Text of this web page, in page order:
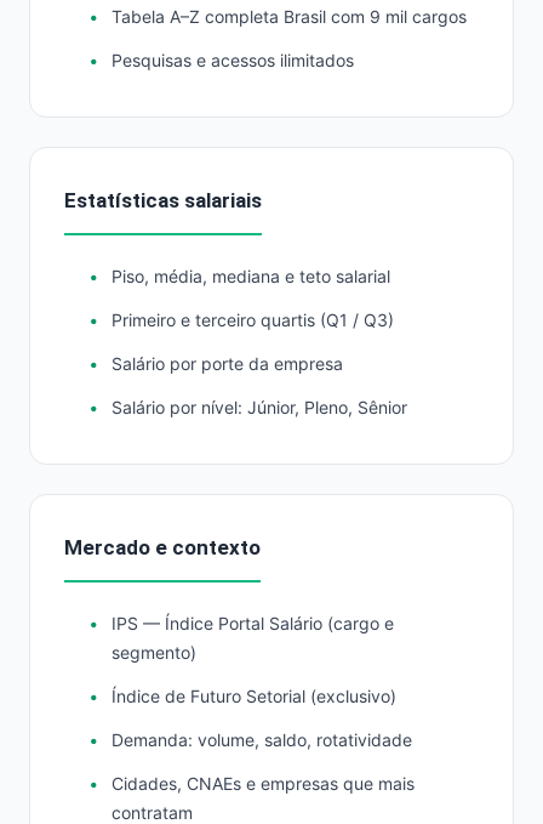
Tabela A–Z completa Brasil com 9 mil cargos
Pesquisas e acessos ilimitados
Estatísticas salariais
Piso, média, mediana e teto salarial
Primeiro e terceiro quartis (Q1 / Q3)
Salário por porte da empresa
Salário por nível: Júnior, Pleno, Sênior
Mercado e contexto
IPS — Índice Portal Salário (cargo e
segmento)
Índice de Futuro Setorial (exclusivo)
Demanda: volume, saldo, rotatividade
Cidades, CNAEs e empresas que mais
contratam